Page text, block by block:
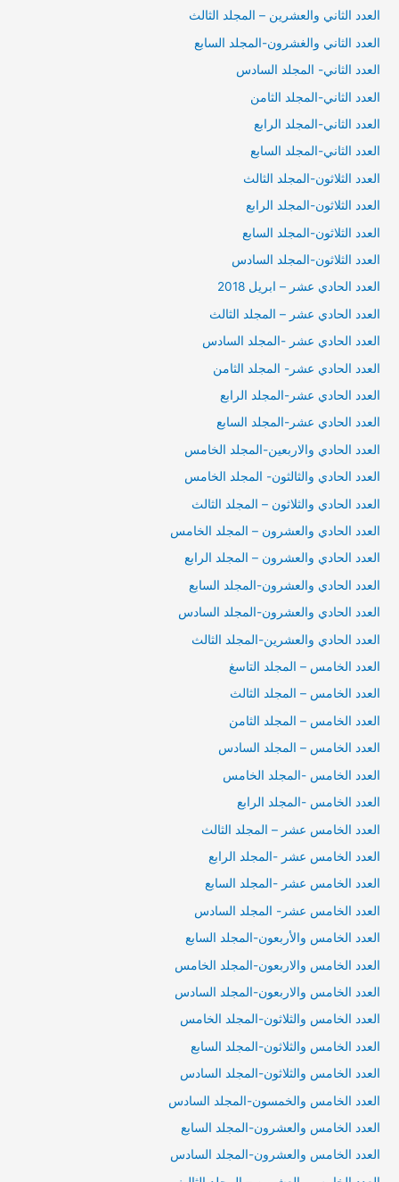
العدد الثاني والعشرين – المجلد الثالث
العدد الثاني والغشرون-المجلد السابع
العدد الثاني- المجلد السادس
العدد الثاني-المجلد الثامن
العدد الثاني-المجلد الرابع
العدد الثاني-المجلد السابع
العدد الثلاثون-المجلد الثالث
العدد الثلاثون-المجلد الرابع
العدد الثلاثون-المجلد السابع
العدد الثلاثون-المجلد السادس
العدد الحادي عشر – ابريل 2018
العدد الحادي عشر – المجلد الثالث
العدد الحادي عشر -المجلد السادس
العدد الحادي عشر- المجلد الثامن
العدد الحادي عشر-المجلد الرابع
العدد الحادي عشر-المجلد السابع
العدد الحادي والاربعين-المجلد الخامس
العدد الحادي والثالثون- المجلد الخامس
العدد الحادي والثلاثون – المجلد الثالث
العدد الحادي والعشرون – المجلد الخامس
العدد الحادي والعشرون – المجلد الرابع
العدد الحادي والعشرون-المجلد السابع
العدد الحادي والعشرون-المجلد السادس
العدد الحادي والعشرين-المجلد الثالث
العدد الخامس – المجلد التاسغ
العدد الخامس – المجلد الثالث
العدد الخامس – المجلد الثامن
العدد الخامس – المجلد السادس
العدد الخامس -المجلد الخامس
العدد الخامس -المجلد الرابع
العدد الخامس عشر – المجلد الثالث
العدد الخامس عشر -المجلد الرابع
العدد الخامس عشر -المجلد السابع
العدد الخامس عشر- المجلد السادس
العدد الخامس والأربعون-المجلد السابع
العدد الخامس والاربعون-المجلد الخامس
العدد الخامس والاربعون-المجلد السادس
العدد الخامس والثلاثون-المجلد الخامس
العدد الخامس والثلاثون-المجلد السابع
العدد الخامس والثلاثون-المجلد السادس
العدد الخامس والخمسون-المجلد السادس
العدد الخامس والعشرون-المجلد السابع
العدد الخامس والعشرون-المجلد السادس